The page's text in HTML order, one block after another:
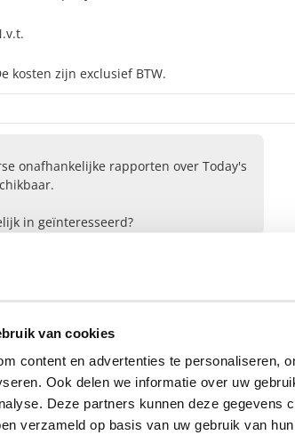
van cookies
content en advertenties te personaliseren,
Ook delen we informatie over uw
Deze partners kunnen deze gegevens
verzameld op basis van uw gebruik van
kosten zijn exclusief BTW.
onafhankelijke rapporten over Today's
in geïnteresseerd?
vermogensbeheerder?
een SelectieRapport aan. Per
goede vermogensbeheerders die
situatie, wensen en